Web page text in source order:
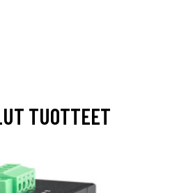
TUOTTEET